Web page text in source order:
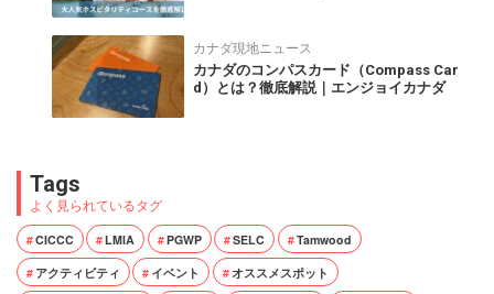
カナダ現地ニュース
カナダのコンパスカード（Compass Car
d）とは？徹底解説｜エンジョイカナダ
Tags
よく見られているタグ
CICCC LMIA PGWP SELC
Tamwood
アクティビティ
イベント
オススメスポット